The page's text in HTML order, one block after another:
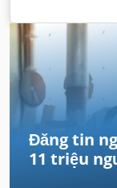
Đăng tin
11 triệu